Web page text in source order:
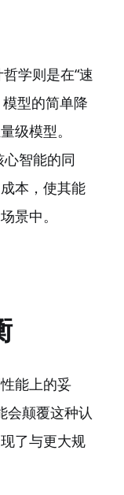
学则是在“速
模型的简单降
级模型。
心智能的同
本，使其能
景中。
能上的妥
会颠覆这种认
了与更大规